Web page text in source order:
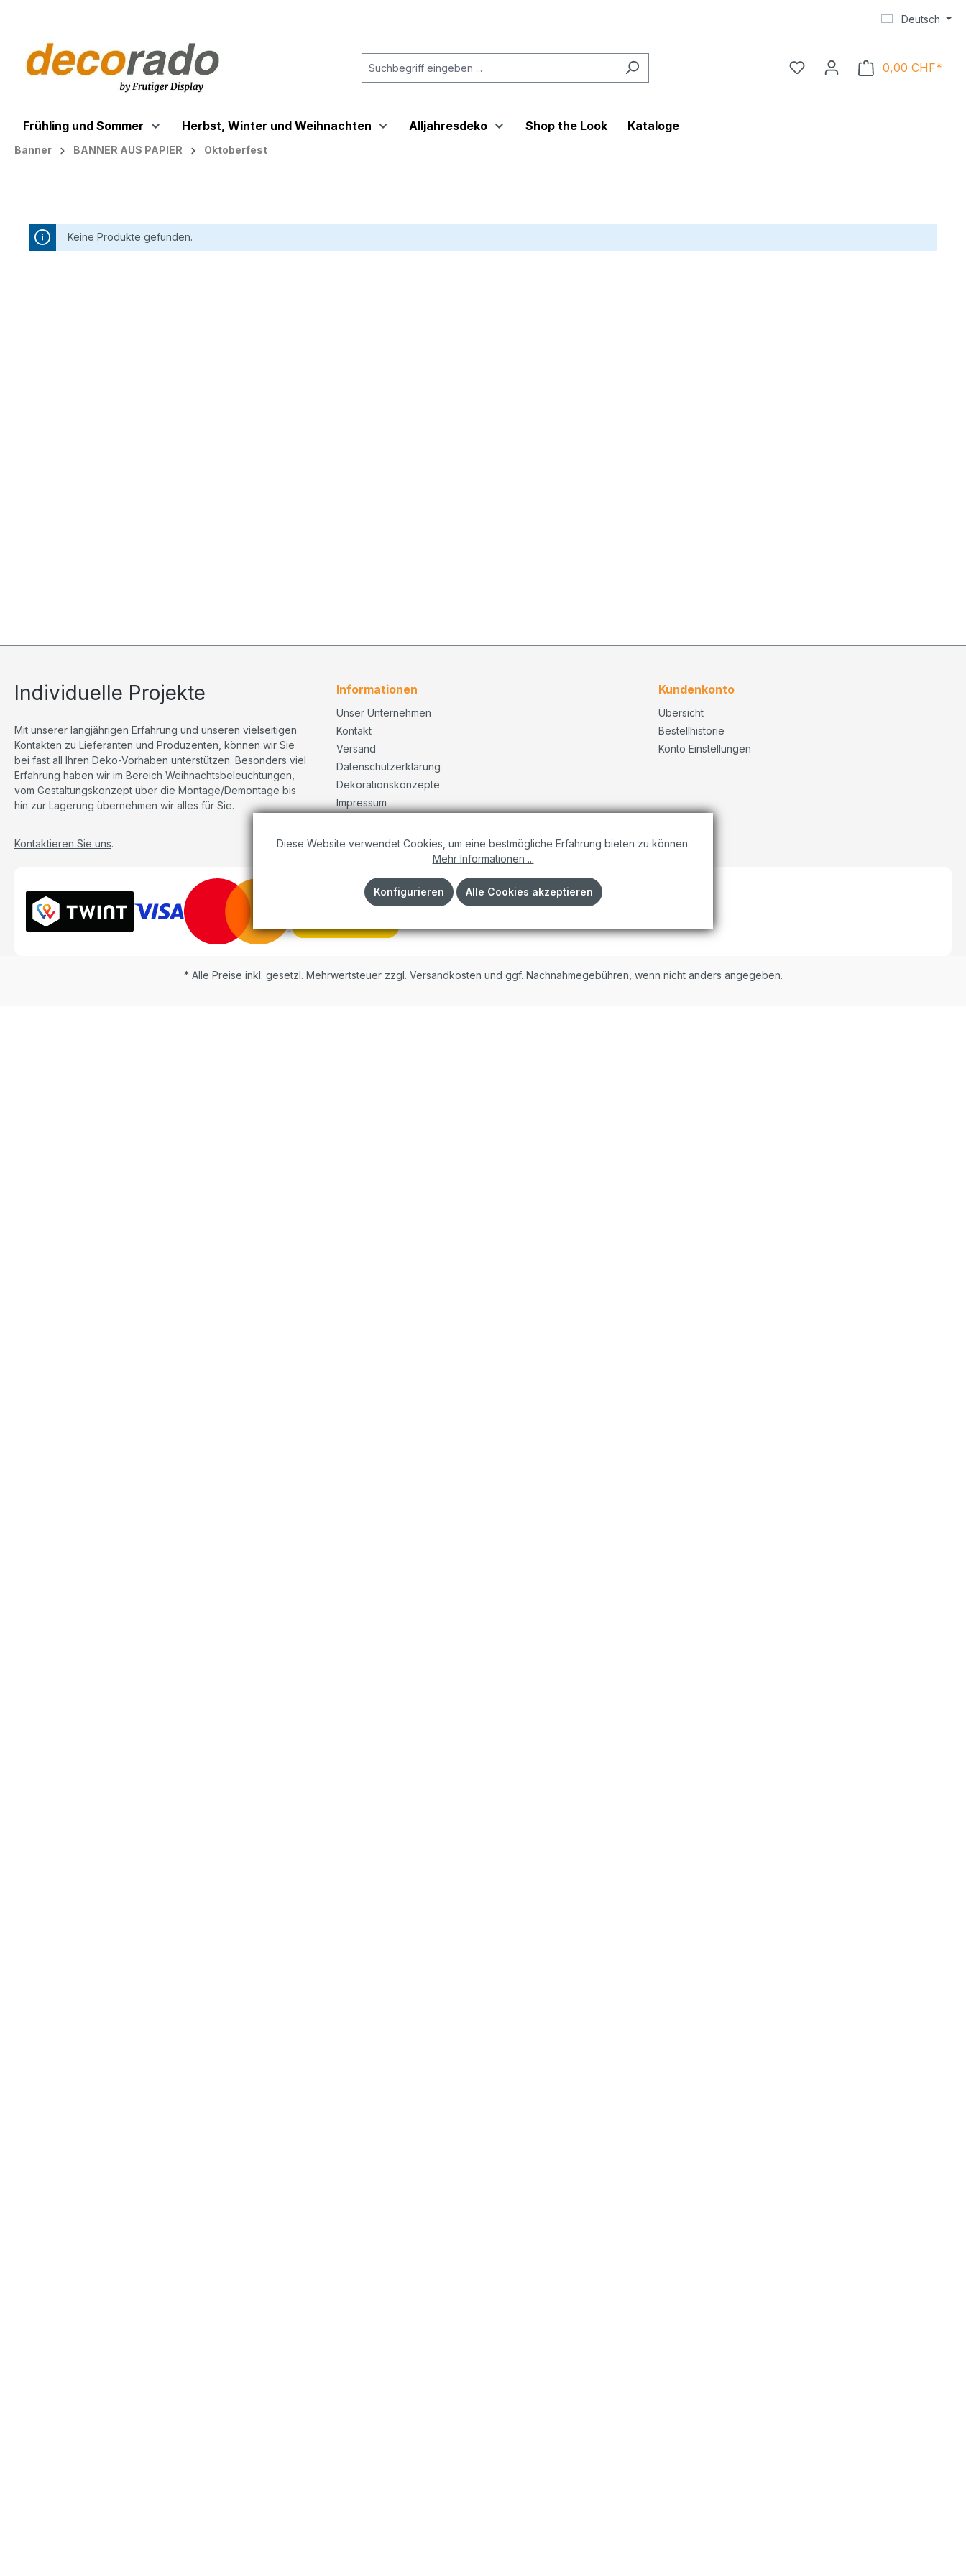
Deutsch
0,00 CHF*
Frühling und Sommer Herbst, Winter und Weihnachten Alljahresdeko Shop the Look Kataloge
Banner BANNER AUS PAPIER Oktoberfest
Keine Produkte gefunden.
Individuelle Projekte
Mit unserer langjährigen Erfahrung und unseren vielseitigen
Kontakten zu Lieferanten und Produzenten, können wir Sie
bei fast all Ihren Deko-Vorhaben unterstützen. Besonders viel
Erfahrung haben wir im Bereich Weihnachtsbeleuchtungen,
vom Gestaltungskonzept über die Montage/Demontage bis
hin zur Lagerung übernehmen wir alles für Sie.
Kontaktieren Sie uns.
Informationen
Unser Unternehmen
Kontakt
Versand
Datenschutzerklärung
Dekorationskonzepte
Impressum
Kundenkonto
Übersicht
Bestellhistorie
Konto Einstellungen
* Alle Preise inkl. gesetzl. Mehrwertsteuer zzgl. Versandkosten und ggf. Nachnahmegebühren, wenn nicht anders angegeben.
Diese Website verwendet Cookies, um eine bestmögliche Erfahrung bieten zu können.
Mehr Informationen ...
Konfigurieren Alle Cookies akzeptieren